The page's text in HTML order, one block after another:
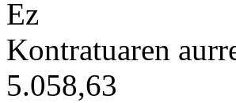
Ez
Kontratuaren
5.058,63